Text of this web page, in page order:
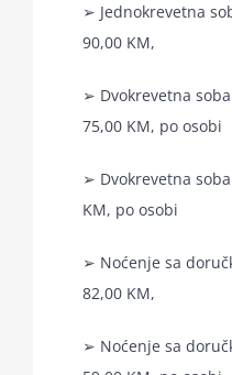
➢ Jednokrevetna
90,00 KM,
➢ Dvokrevetna
75,00 KM, po osobi
➢ Dvokrevetna
KM, po osobi
➢ Noćenje sa
82,00 KM,
➢ Noćenje sa